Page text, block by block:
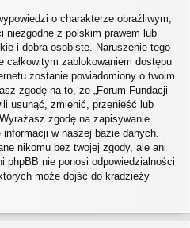
o charakterze obraźliwym,
niezgodne z polskim prawem lub
i dobra osobiste. Naruszenie tego
zablokowaniem dostępu
zostanie powiadomiony o twoim
zgodę na to, że „Forum Fundacji
usunąć, zmienić, przenieść lub
zgodę na zapisywanie
w naszej bazie danych.
nikomu bez twojej zgody, ale ani
phpBB nie ponosi odpowiedzialności
może dojść do kradzieży